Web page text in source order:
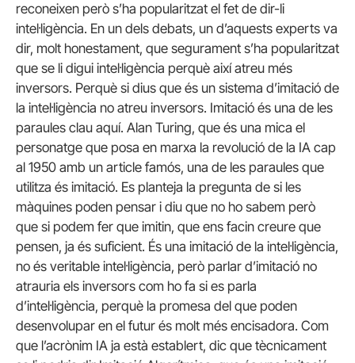
reconeixen però s’ha popularitzat el fet de dir-li
intel·ligència. En un dels debats, un d’aquests experts va
dir, molt honestament, que segurament s’ha popularitzat
que se li digui intel·ligència perquè així atreu més
inversors. Perquè si dius que és un sistema d’imitació de
la intel·ligència no atreu inversors. Imitació és una de les
paraules clau aquí. Alan Turing, que és una mica el
personatge que posa en marxa la revolució de la IA cap
al 1950 amb un article famós, una de les paraules que
utilitza és imitació. Es planteja la pregunta de si les
màquines poden pensar i diu que no ho sabem però
que si podem fer que imitin, que ens facin creure que
pensen, ja és suficient. És una imitació de la intel·ligència,
no és veritable intel·ligència, però parlar d’imitació no
atrauria els inversors com ho fa si es parla
d’intel·ligència, perquè la promesa del que poden
desenvolupar en el futur és molt més encisadora. Com
que l’acrònim IA ja està establert, dic que tècnicament